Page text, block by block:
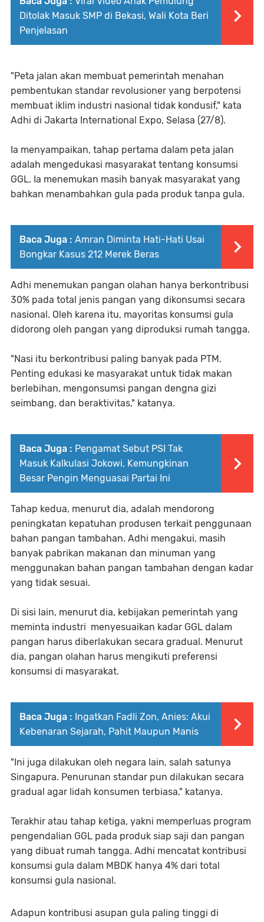
Ditolak Masuk SMP di Bekasi, Wali Kota Beri
Penjelasan
"Peta jalan akan membuat pemerintah menahan
pembentukan standar revolusioner yang berpotensi
membuat iklim industri nasional tidak kondusif," kata
Adhi di Jakarta International Expo, Selasa (27/8).
Ia menyampaikan, tahap pertama dalam peta jalan
adalah mengedukasi masyarakat tentang konsumsi
GGL. Ia menemukan masih banyak masyarakat yang
bahkan menambahkan gula pada produk tanpa gula.
Baca Juga : Amran Diminta Hati-Hati Usai
Bongkar Kasus 212 Merek Beras
Adhi menemukan pangan olahan hanya berkontribusi
30% pada total jenis pangan yang dikonsumsi secara
nasional. Oleh karena itu, mayoritas konsumsi gula
didorong oleh pangan yang diproduksi rumah tangga.
"Nasi itu berkontribusi paling banyak pada PTM.
Penting edukasi ke masyarakat untuk tidak makan
berlebihan, mengonsumsi pangan dengna gizi
seimbang, dan beraktivitas," katanya.
Baca Juga : Pengamat Sebut PSI Tak
Masuk Kalkulasi Jokowi, Kemungkinan
Besar Pengin Menguasai Partai Ini
Tahap kedua, menurut dia, adalah mendorong
peningkatan kepatuhan produsen terkait penggunaan
bahan pangan tambahan. Adhi mengakui, masih
banyak pabrikan makanan dan minuman yang
menggunakan bahan pangan tambahan dengan kadar
yang tidak sesuai.
Di sisi lain, menurut dia, kebijakan pemerintah yang
meminta industri menyesuaikan kadar GGL dalam
pangan harus diberlakukan secara gradual. Menurut
dia, pangan olahan harus mengikuti preferensi
konsumsi di masyarakat.
Baca Juga : Ingatkan Fadli Zon, Anies: Akui
Kebenaran Sejarah, Pahit Maupun Manis
"Ini juga dilakukan oleh negara lain, salah satunya
Singapura. Penurunan standar pun dilakukan secara
gradual agar lidah konsumen terbiasa," katanya.
Terakhir atau tahap ketiga, yakni memperluas program
pengendalian GGL pada produk siap saji dan pangan
yang dibuat rumah tangga. Adhi mencatat kontribusi
konsumsi gula dalam MBDK hanya 4% dari total
konsumsi gula nasional.
Adapun kontribusi asupan gula paling tinggi di